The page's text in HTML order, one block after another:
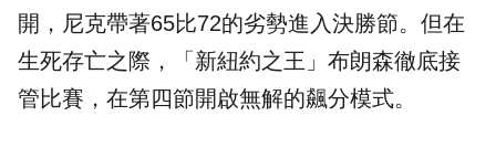
開，尼克帶著65比72的劣勢進入決勝節。但在
生死存亡之際，「新紐約之王」布朗森徹底接
管比賽，在第四節開啟無解的飆分模式。